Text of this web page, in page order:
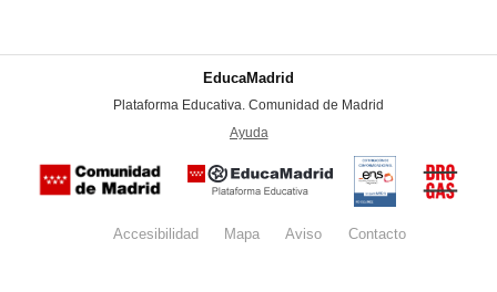
EducaMadrid
Plataforma Educativa. Comunidad de Madrid
Ayuda
Certificación
conformidad
con el
Nacional de
Seguridad
del
Accesibilidad Mapa Aviso legalContacto